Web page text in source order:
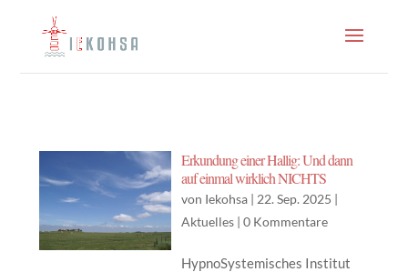
Erkundung einer Hallig: Und dann
auf einmal wirklich NICHTS
von Iekohsa| 22. Sep. 2025 |
Aktuelles| 0 Kommentare
HypnoSystemisches Institut